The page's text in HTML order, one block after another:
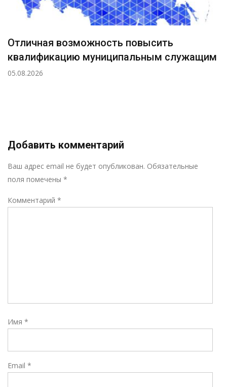
Отличная возможность повысить
квалификацию муниципальным служащим
05.08.2026
Добавить комментарий
Ваш адрес email не будет опубликован. Обязательные
поля помечены *
Комментарий *
Имя *
Email *